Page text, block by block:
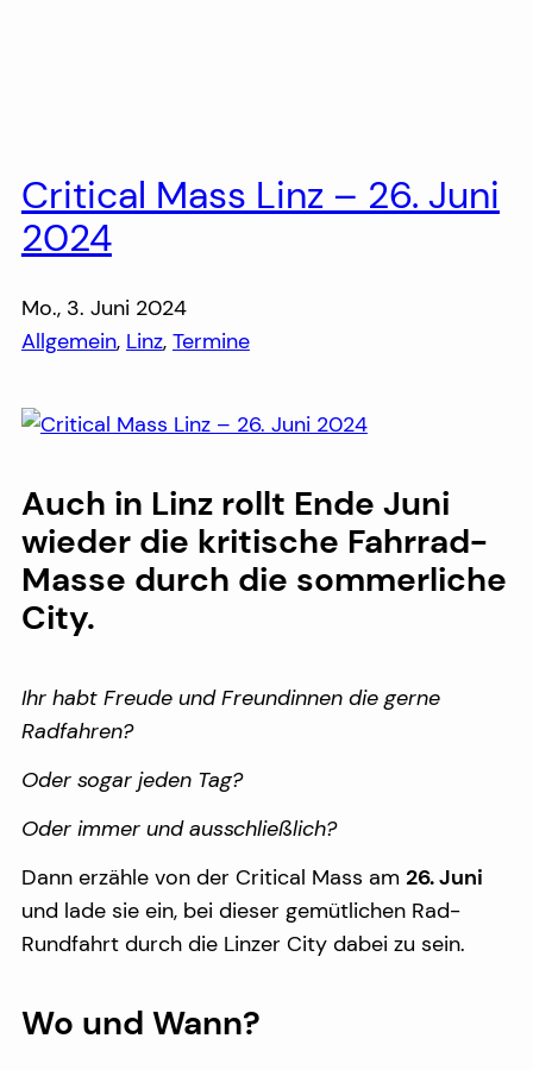
Critical Mass Linz – 26. Juni
2024
Mo., 3. Juni 2024
Allgemein, Linz, Termine
Auch in Linz rollt Ende Juni
wieder die kritische Fahrrad-
Masse durch die sommerliche
City.
Ihr habt Freude und Freundinnen die gerne
Radfahren?
Oder sogar jeden Tag?
Oder immer und ausschließlich?
Dann erzähle von der Critical Mass am 26. Juni
und lade sie ein, bei dieser gemütlichen Rad-
Rundfahrt durch die Linzer City dabei zu sein.
Wo und Wann?